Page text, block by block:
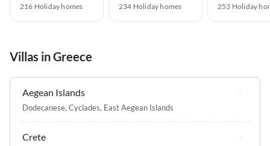
216 Holiday homes 234 Holiday homes 253 Holiday
Villas in Greece
Aegean Islands
Dodecanese, Cyclades, East Aegean Islands
Crete